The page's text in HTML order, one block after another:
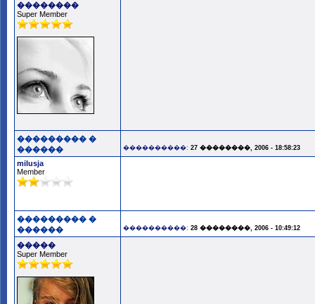
��������
Super Member
��������� �
������
����������: 27 ��������, 2006 - 18:58:23
milusja
Member
��������� �
������
����������: 28 ��������, 2006 - 10:49:12
�����
Super Member